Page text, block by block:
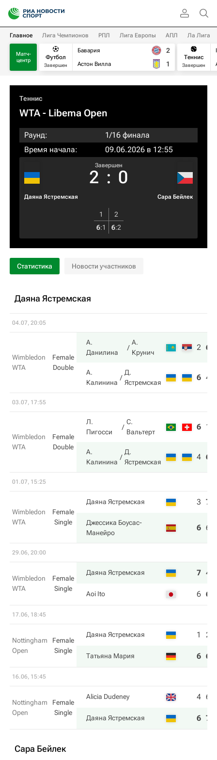
Главное Лига Чемпионов РПЛ Лига Европы АПЛ Ла Лига
Матч-
центр
Футбол
Завершен
Бавария
Астон Вилла
2
1
Теннис
Завершен
Теннис
WTA- Libema Open
Раунд:
1/16 финала
Время начала:
09.06.2026 в 12:55
Даяна Ястремская
Завершен
2 : 0
Сара Бейлек
1
2
6:1 6:2
Статистика Новости участников
Даяна Ястремская
04.07, 20:05
Wimbledon
WTA
Female
Double
А.
Данилина
А.
Крунич
2 6
А.
Калинина
Д.
Ястремская
6 4
03.07, 17:55
Wimbledon
WTA
Female
Double
Л.
Пигосси
С.
Вальтерт
6 1
А.
Калинина
Д.
Ястремская
4 6
01.07, 15:25
Wimbledon
WTA
Female
Single
Даяна Ястремская 3 7
Джессика Боусас-
Манейро
6 6
29.06, 20:00
Wimbledon
WTA
Female
Single
Даяна Ястремская 7 4
Aoi Ito 6 6
17.06, 18:45
Nottingham
Open
Female
Single
Даяна Ястремская 1 2
Татьяна Мария 6 6
16.06, 15:45
Nottingham
Open
Female
Single
Alicia Dudeney 4 6
Даяна Ястремская 6 7
Сара Бейлек